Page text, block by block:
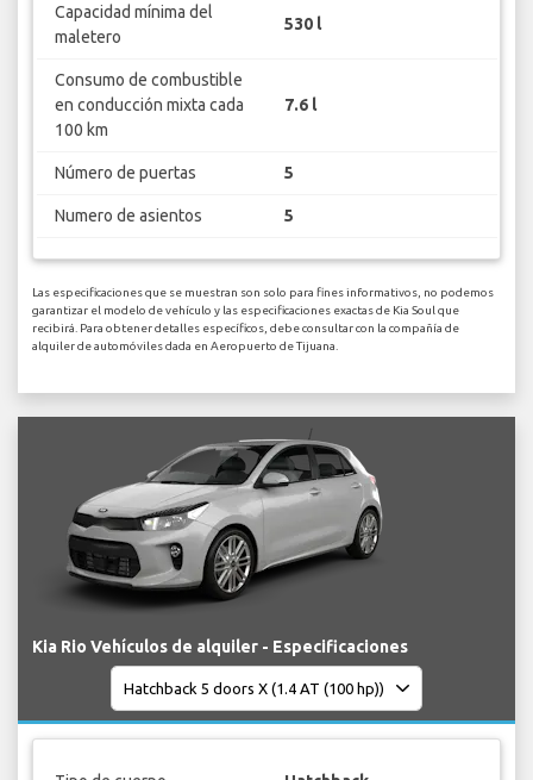
Capacidad mínima del
maletero
530 l
Consumo de combustible
en conducción mixta cada
100 km
7.6 l
Número de puertas 5
Numero de asientos 5
Las especificaciones que se muestran son solo para fines informativos, no podemos
garantizar el modelo de vehículo y las especificaciones exactas de Kia Soul que
recibirá. Para obtener detalles específicos, debe consultar con la compañía de
alquiler de automóviles dada en Aeropuerto de Tijuana.
Kia Rio Vehículos de alquiler - Especificaciones